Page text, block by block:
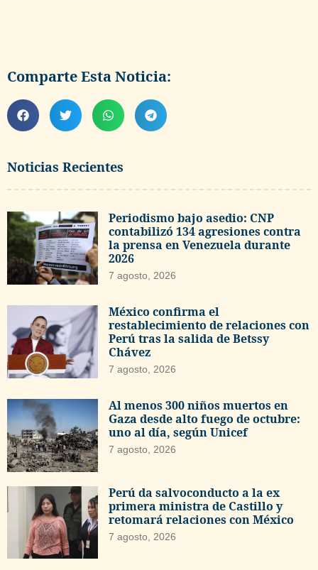
Noticias Recientes
Periodismo bajo asedio: CNP
contabilizó 134 agresiones contra
la prensa en Venezuela durante
2026
7 agosto, 2026
México confirma el
restablecimiento de relaciones con
Perú tras la salida de Betssy
Chávez
7 agosto, 2026
Al menos 300 niños muertos en
Gaza desde alto fuego de octubre:
uno al día, según Unicef
7 agosto, 2026
Perú da salvoconducto a la ex
primera ministra de Castillo y
retomará relaciones con México
7 agosto, 2026
Comparte Esta Noticia: